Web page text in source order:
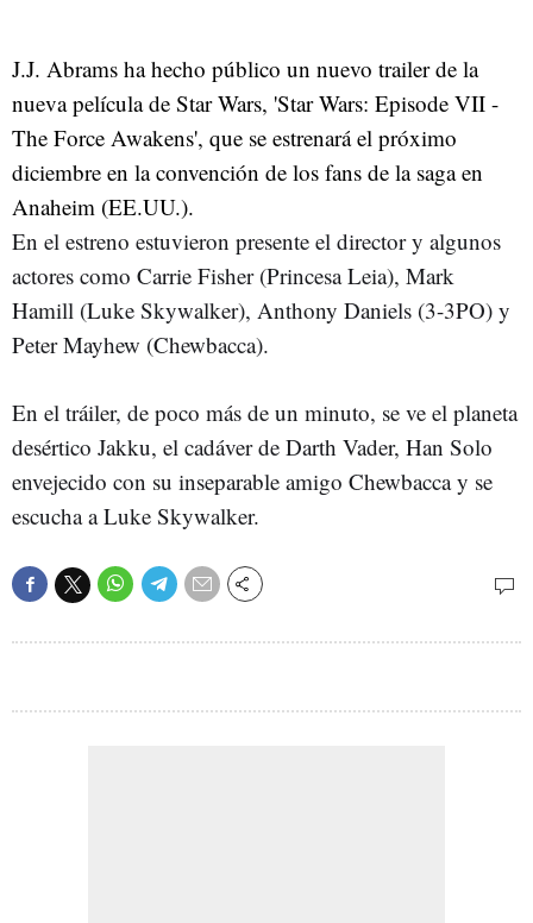
J.J. Abrams ha hecho público un nuevo trailer de la
nueva película de Star Wars, 'Star Wars: Episode VII -
The Force Awakens', que se estrenará el próximo
diciembre en la convención de los fans de la saga en
Anaheim (EE.UU.).
En el estreno estuvieron presente el director y algunos
actores como Carrie Fisher (Princesa Leia), Mark
Hamill (Luke Skywalker), Anthony Daniels (3-3PO) y
Peter Mayhew (Chewbacca).
En el tráiler, de poco más de un minuto, se ve el planeta
desértico Jakku, el cadáver de Darth Vader, Han Solo
envejecido con su inseparable amigo Chewbacca y se
escucha a Luke Skywalker.